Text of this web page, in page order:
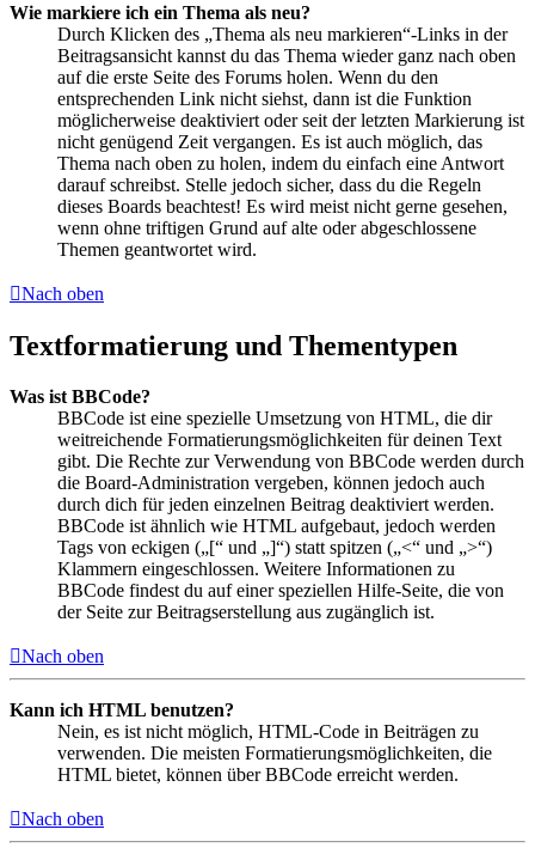
Wie markiere ich ein Thema als neu?
Durch Klicken des „Thema als neu markieren“-Links in der
Beitragsansicht kannst du das Thema wieder ganz nach oben
auf die erste Seite des Forums holen. Wenn du den
entsprechenden Link nicht siehst, dann ist die Funktion
möglicherweise deaktiviert oder seit der letzten Markierung ist
nicht genügend Zeit vergangen. Es ist auch möglich, das
Thema nach oben zu holen, indem du einfach eine Antwort
darauf schreibst. Stelle jedoch sicher, dass du die Regeln
dieses Boards beachtest! Es wird meist nicht gerne gesehen,
wenn ohne triftigen Grund auf alte oder abgeschlossene
Themen geantwortet wird.
Nach oben
Textformatierung und Thementypen
Was ist BBCode?
BBCode ist eine spezielle Umsetzung von HTML, die dir
weitreichende Formatierungsmöglichkeiten für deinen Text
gibt. Die Rechte zur Verwendung von BBCode werden durch
die Board-Administration vergeben, können jedoch auch
durch dich für jeden einzelnen Beitrag deaktiviert werden.
BBCode ist ähnlich wie HTML aufgebaut, jedoch werden
Tags von eckigen („[“ und „]“) statt spitzen („<“ und „>“)
Klammern eingeschlossen. Weitere Informationen zu
BBCode findest du auf einer speziellen Hilfe-Seite, die von
der Seite zur Beitragserstellung aus zugänglich ist.
Nach oben
Kann ich HTML benutzen?
Nein, es ist nicht möglich, HTML-Code in Beiträgen zu
verwenden. Die meisten Formatierungsmöglichkeiten, die
HTML bietet, können über BBCode erreicht werden.
Nach oben